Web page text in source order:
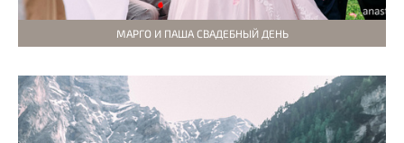
МАРГО И ПАША СВАДЕБНЫЙ ДЕНЬ